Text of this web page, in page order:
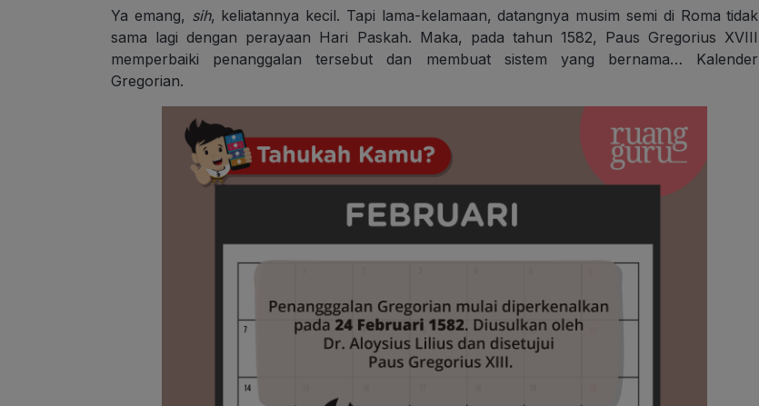
Ya emang, sih, keliatannya kecil. Tapi lama-kelamaan, datangnya musim semi di Roma tidak
sama lagi dengan perayaan Hari Paskah. Maka, pada tahun 1582, Paus Gregorius XVIII
memperbaiki penanggalan tersebut dan membuat sistem yang bernama… Kalender
Gregorian.